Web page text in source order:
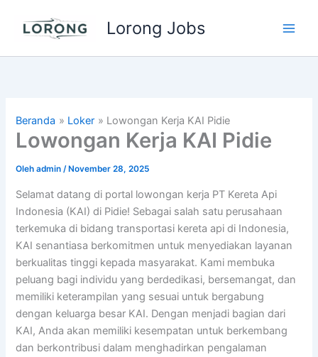
Lorong Jobs
Beranda Loker Lowongan Kerja KAI Pidie
Lowongan Kerja KAI Pidie
Olehadmin/ November 28, 2025
Selamat datang di portal lowongan kerja PT Kereta Api
Indonesia (KAI) di Pidie! Sebagai salah satu perusahaan
terkemuka di bidang transportasi kereta api di Indonesia,
KAI senantiasa berkomitmen untuk menyediakan layanan
berkualitas tinggi kepada masyarakat. Kami membuka
peluang bagi individu yang berdedikasi, bersemangat, dan
memiliki keterampilan yang sesuai untuk bergabung
dengan keluarga besar KAI. Dengan menjadi bagian dari
KAI, Anda akan memiliki kesempatan untuk berkembang
dan berkontribusi dalam menghadirkan pengalaman